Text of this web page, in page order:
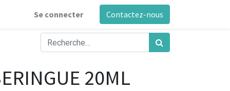
Se connecter Contactez-nous
20ML